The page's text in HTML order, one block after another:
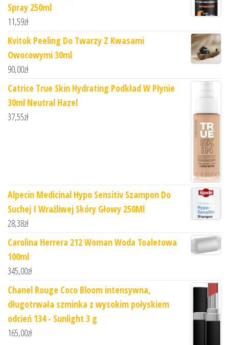
Spray 250ml
11,59zł
Kvitok Peeling Do Twarzy Z Kwasami
Owocowymi 30ml
90,00zł
Catrice True Skin Hydrating Podkład W Płynie
30ml Neutral Hazel
37,55zł
Alpecin Medicinal Hypo Sensitiv Szampon Do
Suchej I Wrażliwej Skóry Głowy 250Ml
28,38zł
Carolina Herrera 212 Woman Woda Toaletowa
100ml
345,00zł
Chanel Rouge Coco Bloom intensywna,
długotrwała szminka z wysokim połyskiem
odcień 134 - Sunlight 3 g
165,00zł